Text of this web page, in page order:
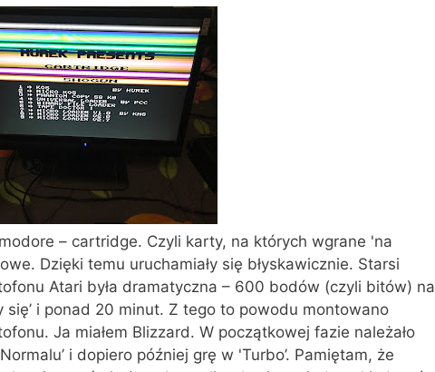
– cartridge. Czyli karty, na których wgrane 'na
Dzięki temu uruchamiały się błyskawicznie. Starsi
Atari była dramatyczna – 600 bodów (czyli bitów) na
się’ i ponad 20 minut. Z tego to powodu montowano
Ja miałem Blizzard. W początkowej fazie należało
i dopiero później grę w 'Turbo’. Pamiętam, że